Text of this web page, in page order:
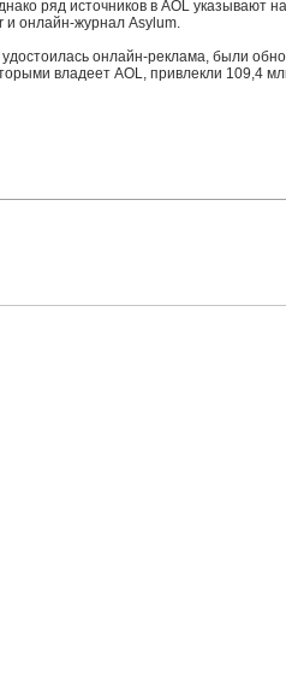
ряд источников в AOL указывают
и онлайн-журнал Asylum.
онлайн-реклама, были
владеет AOL, привлекли 109,4